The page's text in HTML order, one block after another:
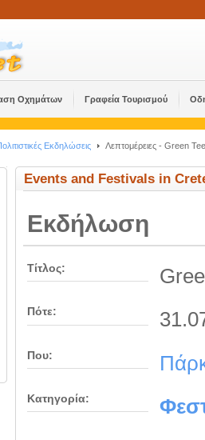
Οχημάτων Γραφεία Τουρισμού
Εκδηλώσεις Λεπτομέρειες - Green
Events and Festivals in
Εκδήλωση
Τίτλος:
Πότε:
Που:
Κατηγορία: